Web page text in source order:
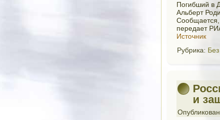
Погибший в
Альберт
Сообщается,
передает
Источник
Рубрика:
и